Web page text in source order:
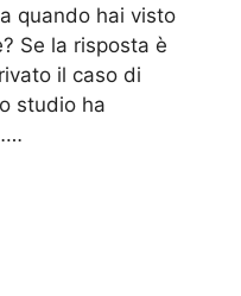
quando hai visto
Se la risposta è
il caso di
studio ha